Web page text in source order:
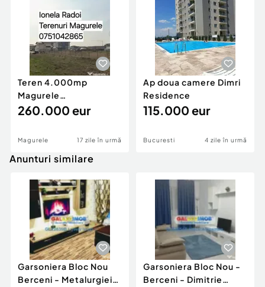
Teren 4.000mp
Magurele
semicentral,deschidere
260.000 eur
Magurele 17 zile în urmă
Ap doua camere Dimri
Residence
115.000 eur
Bucuresti 4 zile în urmă
Anunturi similare
Garsoniera Bloc Nou
Berceni - Metalurgiei
Garsoniera Bloc Nou -
Berceni - Dimitrie